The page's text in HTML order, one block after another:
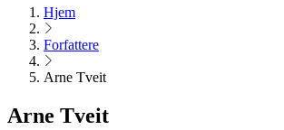
Hjem
Forfattere
Arne Tveit
Arne Tveit